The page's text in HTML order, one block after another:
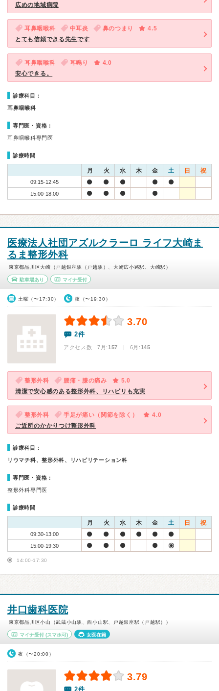
広めの地域病院
耳鼻咽喉科 中耳炎 鼻のつまり
4.5
とても信頼できる先生です
耳鼻咽喉科 耳鳴り
4.0
安心できる。
診療科目：
耳鼻咽喉科
専門医・資格：
耳鼻咽喉科専門医
診療時間
月 火 水 木 金 土 日 祝
09:15-12:45
15:00-18:00
医療法人社団アズルクラーロ ライフ大崎ま
るま整形外科
東京都品川区大崎（戸越銀座駅（戸越駅）、大崎広小路駅、大崎駅）
駐車場あり マイナ受付
土曜（〜17:30） 夜（〜19:30）
3.70
2件
アクセス数 7月:157 | 6月:145
整形外科 腰痛・膝の痛み
5.0
清潔で安心感のある整形外科、リハビリも充実
整形外科 手足が痛い（関節を除く）
4.0
ご近所のかかりつけ整形外科
診療科目：
リウマチ科、整形外科、リハビリテーション科
専門医・資格：
整形外科専門医
診療時間
月 火 水 木 金 土 日 祝
09:30-13:00
15:00-19:30
14:00-17:30
井口歯科医院
東京都品川区小山（武蔵小山駅、西小山駅、戸越銀座駅（戸越駅））
マイナ受付 (スマホ可) 女医在籍
夜（〜20:00）
3.79
2件